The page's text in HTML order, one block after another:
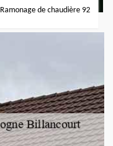
Ramonage de chaudière 92